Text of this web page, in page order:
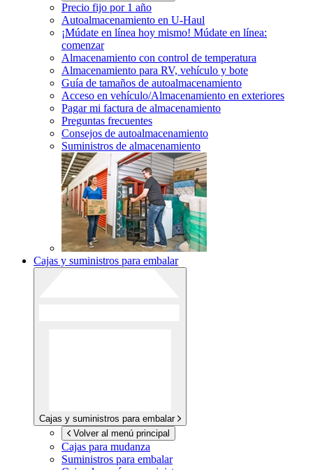
Precio fijo por 1 año
Autoalmacenamiento en U-Haul
¡Múdate en línea hoy mismo! Múdate en línea:
comenzar
Almacenamiento con control de temperatura
Almacenamiento para RV, vehículo y bote
Guía de tamaños de autoalmacenamiento
Acceso en vehículo/Almacenamiento en exteriores
Pagar mi factura de almacenamiento
Preguntas frecuentes
Consejos de autoalmacenamiento
Suministros de almacenamiento
Cajas y suministros para embalar
Cajas y suministros para embalar
Volver al menú principal
Cajas para mudanza
Suministros para embalar